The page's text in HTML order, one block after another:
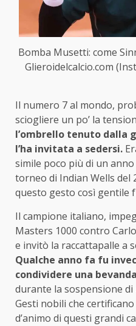
Bomba Musetti: come
Glieroidelcalcio.com
Il numero 7 al mondo,
sciogliere un po’ la
l’ombrello tenuto dalla
l’ha invitata a sedersi.
simile poco più di un
torneo di Indian Wells del
questo gesto così gentile
Il campione italiano,
Masters 1000 contro
e invitò la raccattapalle a
Qualche anno fa fu
condividere una bevanda
durante la sospensione
Gesti nobili che
d’animo di questi grandi